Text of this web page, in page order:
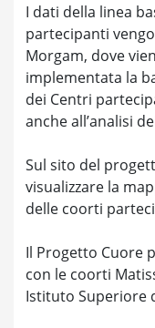
I dati della linea
partecipanti
Morgam, dove
implementata la
dei Centri
anche all’analisi
Sul sito del
visualizzare la
delle coorti
Il Progetto Cuore
con le coorti
Istituto Superiore